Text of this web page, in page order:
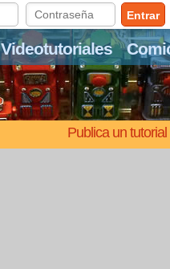
Videotutoriales
Publica un tutorial
Entrar